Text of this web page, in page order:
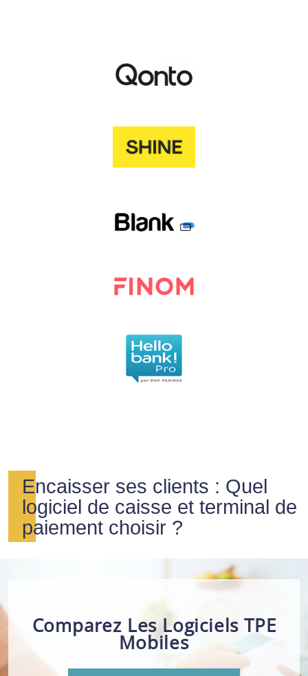
Encaisser ses clients : Quel
logiciel de caisse et terminal de
paiement choisir ?
Comparez Les Logiciels TPE
Mobiles